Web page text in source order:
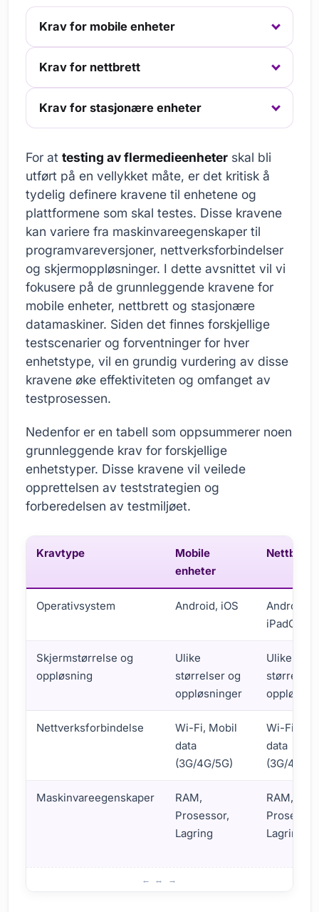
Krav for mobile enheter
Krav for nettbrett
Krav for stasjonære enheter
For at testing av flermedieenheter skal bli
utført på en vellykket måte, er det kritisk å
tydelig definere kravene til enhetene og
plattformene som skal testes. Disse kravene
kan variere fra maskinvareegenskaper til
programvareversjoner, nettverksforbindelser
og skjermoppløsninger. I dette avsnittet vil vi
fokusere på de grunnleggende kravene for
mobile enheter, nettbrett og stasjonære
datamaskiner. Siden det finnes forskjellige
testscenarier og forventninger for hver
enhetstype, vil en grundig vurdering av disse
kravene øke effektiviteten og omfanget av
testprosessen.
Nedenfor er en tabell som oppsummerer noen
grunnleggende krav for forskjellige
enhetstyper. Disse kravene vil veilede
opprettelsen av teststrategien og
forberedelsen av testmiljøet.
Kravtype
Mobile
enheter
Nettbrett
Operativsystem Android, iOS
Android,
iPadOS
Skjermstørrelse og
oppløsning
Ulike
størrelser og
oppløsninger
Ulike
størrelser
Nettverksforbindelse
Wi-Fi, Mobil
data
(3G/4G/5G)
Wi-Fi,
data
(3G/4G/
Maskinvareegenskaper
RAM,
Prosessor,
Lagring
RAM,
Lagring